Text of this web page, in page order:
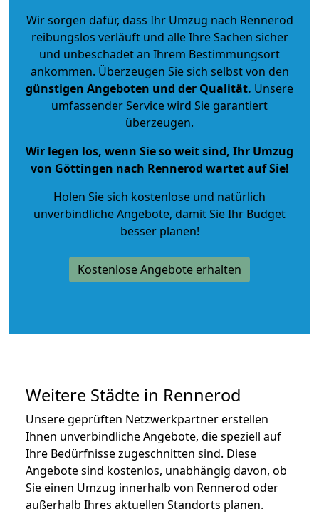
Wir sorgen dafür, dass Ihr Umzug nach Rennerod
reibungslos verläuft und alle Ihre Sachen sicher
und unbeschadet an Ihrem Bestimmungsort
ankommen. Überzeugen Sie sich selbst von den
günstigen Angeboten und der Qualität. Unsere
umfassender Service wird Sie garantiert
überzeugen.
Wir legen los, wenn Sie so weit sind, Ihr Umzug
von Göttingen nach Rennerod wartet auf Sie!
Holen Sie sich kostenlose und natürlich
unverbindliche Angebote, damit Sie Ihr Budget
besser planen!
Kostenlose Angebote erhalten
Weitere Städte in Rennerod
Unsere geprüften Netzwerkpartner erstellen
Ihnen unverbindliche Angebote, die speziell auf
Ihre Bedürfnisse zugeschnitten sind. Diese
Angebote sind kostenlos, unabhängig davon, ob
Sie einen Umzug innerhalb von Rennerod oder
außerhalb Ihres aktuellen Standorts planen.